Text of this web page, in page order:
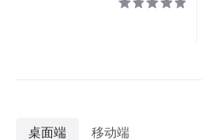
桌面端 移动端